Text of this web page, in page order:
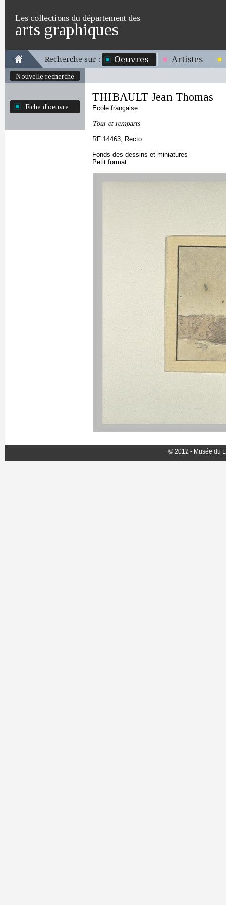
Les collections du département des
arts graphiques
Recherche sur : Oeuvres Artistes
Nouvelle recherche
Fiche d'oeuvre
THIBAULT Jean Thomas
Ecole française
Tour et remparts
RF 14463, Recto
Fonds des dessins et miniatures
Petit format
© 2012 - Musée du